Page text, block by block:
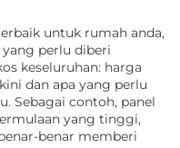
untuk rumah anda,
perlu diberi
keseluruhan: harga
dan apa yang perlu
Sebagai contoh, panel
yang tinggi,
benar memberi